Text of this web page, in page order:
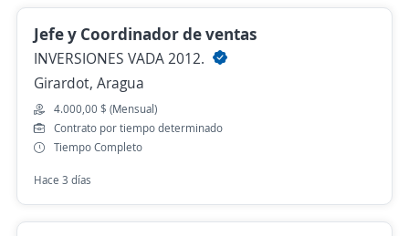
Jefe y Coordinador de ventas
INVERSIONES VADA 2012.
Girardot, Aragua
4.000,00 $ (Mensual)
Contrato por tiempo determinado
Tiempo Completo
Hace 3 días